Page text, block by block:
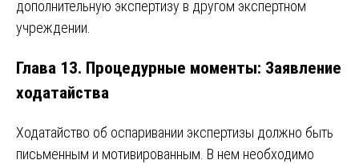
дополнительную экспертизу в другом экспертном
учреждении.
Глава 13. Процедурные моменты: Заявление
ходатайства
Ходатайство об оспаривании экспертизы должно быть
письменным и мотивированным. В нем необходимо